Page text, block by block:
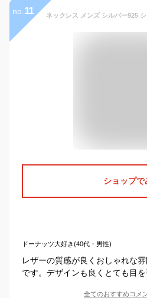
no. 11
ショップで
ドーナッツ大好き(40代・男性)
レザーの質感が良くおしゃれな
です。デザインも良くとても目を
全てのおすすめコメ